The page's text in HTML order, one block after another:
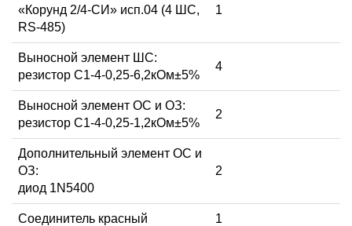
«Корунд 2/4-СИ» исп.04 (4 ШС,
RS-485)
1
Выносной элемент ШС:
резистор С1-4-0,25-6,2кОм±5%
4
Выносной элемент ОС и ОЗ:
резистор С1-4-0,25-1,2кОм±5%
2
Дополнительный элемент ОС и
ОЗ:
диод 1N5400
2
Соединитель красный 1